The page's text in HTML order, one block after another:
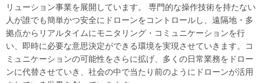
リューション事業を展開しています。 専門的な操作技術を持たない
人が誰でも簡単かつ安全にドローンをコントロールし、遠隔地・多
拠点からリアルタイムにモニタリング・コミュニケーションを行
い、即時に必要な意思決定ができる環境を実現させていきます。コ
ミュニケーションの可能性をさらに拡げ、多くの日常業務をドロー
ンに代替させていき、社会の中で当たり前のようにドローンが活用